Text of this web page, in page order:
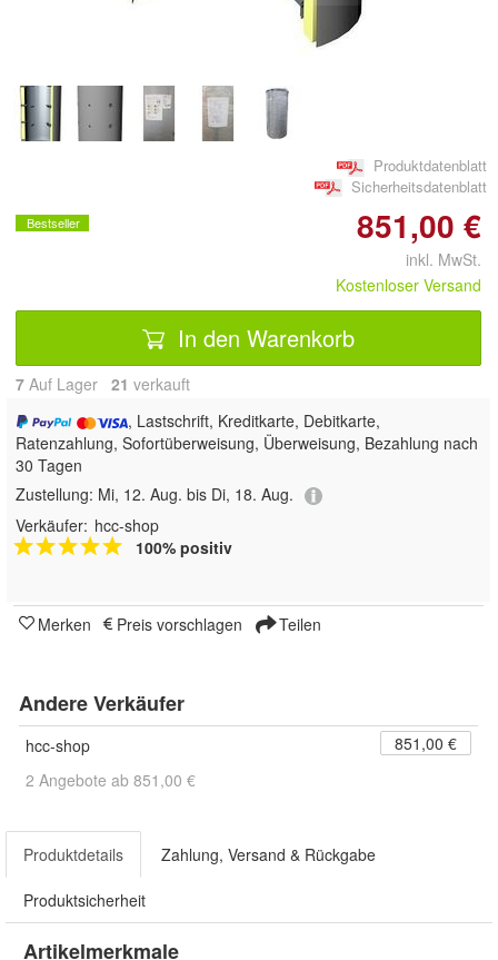
Produktdatenblatt
Sicherheitsdatenblatt
Bestseller 851,00 €
inkl. MwSt.
Kostenloser Versand
In den Warenkorb
7 Auf Lager 21 verkauft
, Lastschrift, Kreditkarte, Debitkarte,
Ratenzahlung, Sofortüberweisung, Überweisung, Bezahlung nach
30 Tagen
Zustellung: Mi, 12. Aug. bis Di, 18. Aug.
Verkäufer: hcc-shop
100% positiv
Merken Preis vorschlagen Teilen
Andere Verkäufer
hcc-shop
851,00 €
2 Angebote ab 851,00 €
Produktdetails Zahlung, Versand & Rückgabe
Produktsicherheit
Artikelmerkmale